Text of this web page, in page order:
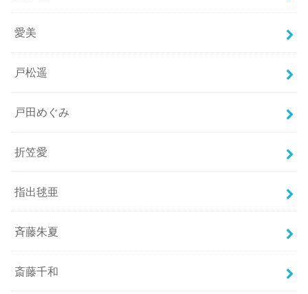
愛美
戸松遥
戸田めぐみ
折笠愛
指出毬亜
斉藤朱夏
斎藤千和